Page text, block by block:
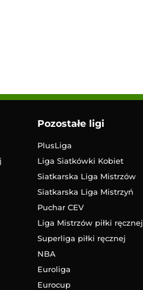
Pozostałe ligi
PlusLiga
Liga Siatkówki Kobiet
Siatkarska Liga Mistrzów
Siatkarska Liga Mistrzyń
Puchar CEV
Liga Mistrzów piłki ręcznej
Superliga piłki ręcznej
NBA
Euroliga
Eurocup